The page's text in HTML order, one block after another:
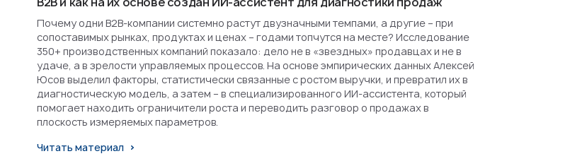
Почему одни B2B-компании системно растут двузначными темпами, а другие – при
сопоставимых рынках, продуктах и ценах – годами топчутся на месте? Исследование
350+ производственных компаний показало: дело не в «звездных» продавцах и не в
удаче, а в зрелости управляемых процессов. На основе эмпирических данных Алексей
Юсов выделил факторы, статистически связанные с ростом выручки, и превратил их в
диагностическую модель, а затем – в специализированного ИИ-ассистента, который
помогает находить ограничители роста и переводить разговор о продажах в
плоскость измеряемых параметров.
Читать материал